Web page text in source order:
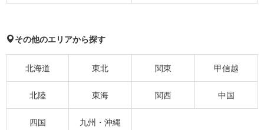
その他のエリアから探す
北海道 東北 関東 甲信越
北陸 東海 関西 中国
四国 九州・沖縄